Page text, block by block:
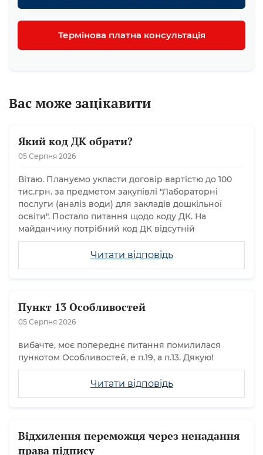
Термінова платна консультація
Вас може зацікавити
Який код ДК обрати?
05 Серпня 2026
Читати відповідь
Вітаю. Плануємо укласти договір вартістю до 100
тис.грн. за предметом закупівлі "Лабораторні
послуги (аналіз води) для закладів дошкільної
освіти". Постало питання щодо коду ДК. На
майданчику потрібний код ДК відсутній
Пункт 13 Особливостей
05 Серпня 2026
Читати відповідь
вибачте, моє попереднє питання помилилася
пункотом Особливостей, е п.19, а п.13. Дякую!
Відхилення переможця через ненадання
права підпису